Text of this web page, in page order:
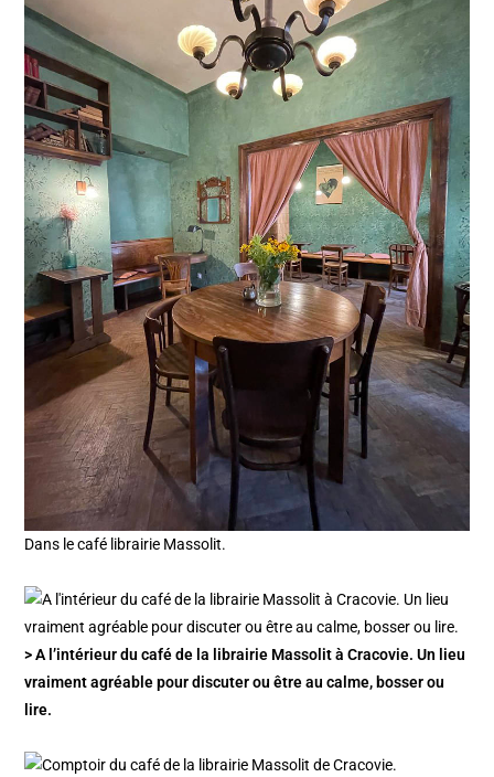
Dans le café librairie Massolit.
> A l’intérieur du café de la librairie Massolit à Cracovie. Un lieu
vraiment agréable pour discuter ou être au calme, bosser ou
lire.